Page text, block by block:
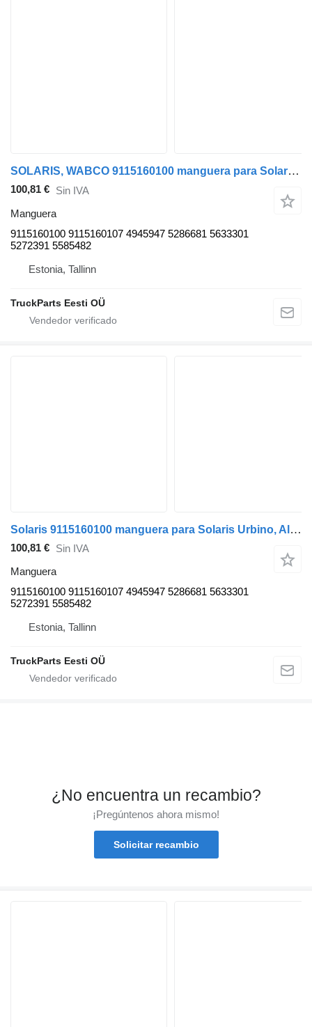
SOLARIS, WABCO 9115160100 manguera para Solaris Urbino, Alpino, Vacanza (1999-) autobús
100,81 € Sin IVA
Manguera
9115160100 9115160107 4945947 5286681 5633301
5272391 5585482
Estonia, Tallinn
TruckParts Eesti OÜ
Solaris 9115160100 manguera para Solaris Urbino, Alpino, Vacanza (1999-) autobús
100,81 € Sin IVA
Manguera
9115160100 9115160107 4945947 5286681 5633301
5272391 5585482
Estonia, Tallinn
TruckParts Eesti OÜ
¿No encuentra un recambio?
¡Pregúntenos ahora mismo!
Solicitar recambio